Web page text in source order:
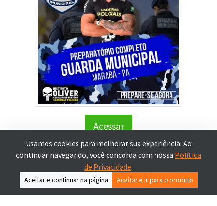
Usamos cookies para melhorar sua experiência. Ao
continuar navegando, você concorda com nossa Política
de Privacidade.
Aceitar e continuar na página Aceitar e ir para o produto
Acessar
Política de Devolução
Privacidade
Copyright @ 2023 - Beabá do Concurso